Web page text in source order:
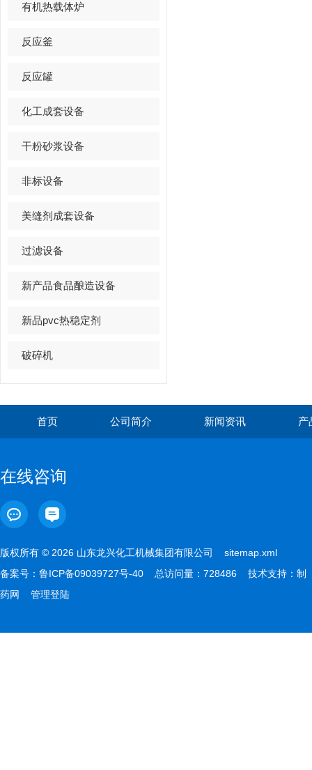
有机热载体炉
反应釜
反应罐
化工成套设备
干粉砂浆设备
非标设备
美缝剂成套设备
过滤设备
新产品食品酿造设备
新品pvc热稳定剂
破碎机
首页 公司简介 新闻资讯 产
在线咨询
版权所有 © 2026 山东龙兴化工机械集团有限公司 sitemap.xml
备案号： 鲁ICP备09039727号-40 总访问量：728486 技术支持： 制
药网
管理登陆